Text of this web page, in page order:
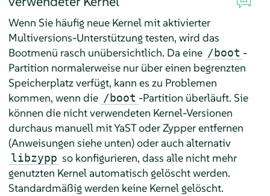
Wenn Sie häufig neue Kernel mit aktivierter
Multiversions-Unterstützung testen, wird das
Bootmenü rasch unübersichtlich. Da eine /boot -
Partition normalerweise nur über einen begrenzten
Speicherplatz verfügt, kann es zu Problemen
kommen, wenn die /boot -Partition überläuft. Sie
können die nicht verwendeten Kernel-Versionen
durchaus manuell mit YaST oder Zypper entfernen
(Anweisungen siehe unten) oder auch alternativ
libzypp so konfigurieren, dass alle nicht mehr
genutzten Kernel automatisch gelöscht werden.
Standardmäßig werden keine Kernel gelöscht.